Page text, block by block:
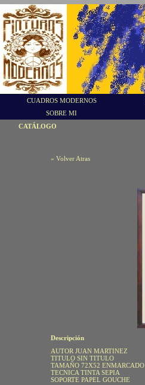
CUADROS MODERNOS
SOBRE MI
CATÁLOGO
« Volver Atras
Descripción
AUTOR JUAN MARTINEZ
TITULO SIN TITULO
TAMAÑO 72X52 ENMARCADO
TECNICA TINTA SEPIA
SOPORTE PAPEL GOUCHE